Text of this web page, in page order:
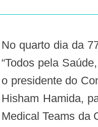
No quarto dia da 77ª Assembleia Mundial da Saúde, em Genebra, Suíça, sob o tema
“Todos pela
o presidente do
Hisham Hamida,
Medical Teams da